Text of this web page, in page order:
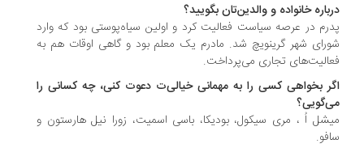
خانواده و والدین‌تان بگویید؟
در عرصه سیاست فعالیت کرد و اولین سیاه‌پوستی بود که وارد
شهر گرینویچ شد. مادرم یک معلم بود و گاهی اوقات هم به
تجاری می‌پرداخت.
بخواهی کسی را به مهمانی خیالی‌ت دعوت کنی، چه کسانی را
اُ ، مری سیکول، بودیکا، باسی اسمیت، زورا نیل هارستون و